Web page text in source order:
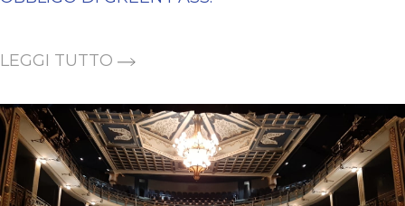
LEGGI TUTTO